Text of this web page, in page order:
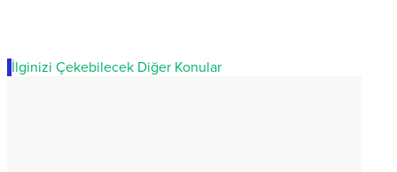
İlginizi Çekebilecek Diğer Konular